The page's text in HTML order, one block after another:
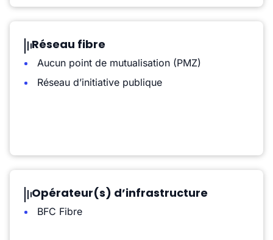
Réseau fibre
Aucun point de mutualisation (PMZ)
Réseau d’initiative publique
Opérateur(s) d’infrastructure
BFC Fibre